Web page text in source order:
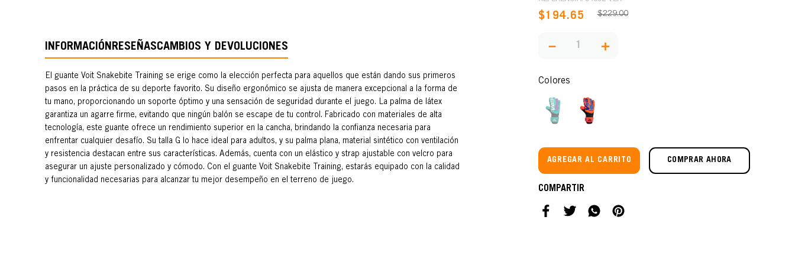
INFORMACIÓNRESEÑASCAMBIOS Y DEVOLUCIONES
El guante Voit Snakebite Training se erige como la elección perfecta para aquellos que están dando sus primeros
pasos en la práctica de su deporte favorito. Su diseño ergonómico se ajusta de manera excepcional a la forma de
tu mano, proporcionando un soporte óptimo y una sensación de seguridad durante el juego. La palma de látex
garantiza un agarre firme, evitando que ningún balón se escape de tu control. Fabricado con materiales de alta
tecnología, este guante ofrece un rendimiento superior en la cancha, brindando la confianza necesaria para
enfrentar cualquier desafío. Su talla G lo hace ideal para adultos, y su palma plana, material sintético con ventilación
y resistencia destacan entre sus características. Además, cuenta con un elástico y strap ajustable con velcro para
asegurar un ajuste personalizado y cómodo. Con el guante Voit Snakebite Training, estarás equipado con la calidad
y funcionalidad necesarias para alcanzar tu mejor desempeño en el terreno de juego.
$194.65 $229.00
＋
－
Colores
AGREGAR AL CARRITO COMPRAR AHORA